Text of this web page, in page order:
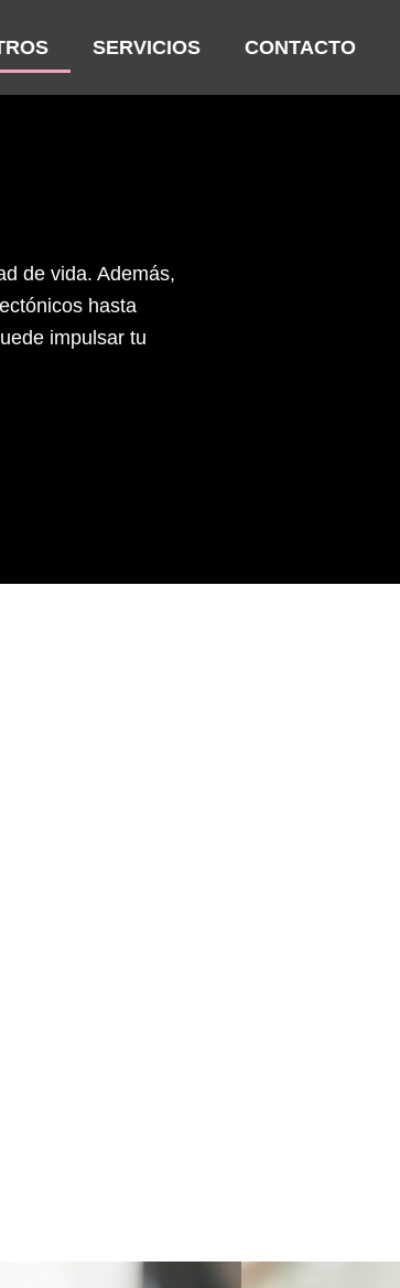
SERVICIOS CONTACTO
de vida. Además,
hasta
impulsar tu